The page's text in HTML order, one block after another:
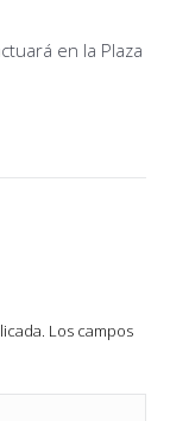
en la Plaza
Los campos